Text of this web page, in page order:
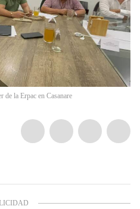
la Erpac en Casanare